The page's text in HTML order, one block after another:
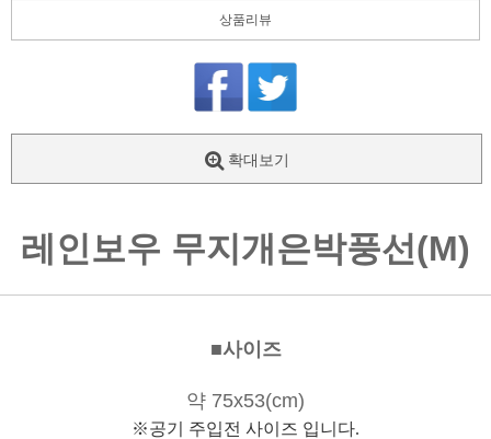
상품리뷰
확대보기
레인보우 무지개은박풍선(M)
■사이즈
약 75x53(cm)
※공기 주입전 사이즈 입니다.